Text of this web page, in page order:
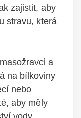
zajistit, aby
stravu, která
a
na bílkoviny
nebo
aby měly